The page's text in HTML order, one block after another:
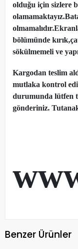
olduğu için sizlere
bölümünde
sökülmemeli ve
Kargodan teslim
mutlaka kontrol
durumunda lütfen
gönderiniz.
Benzer Ürünler